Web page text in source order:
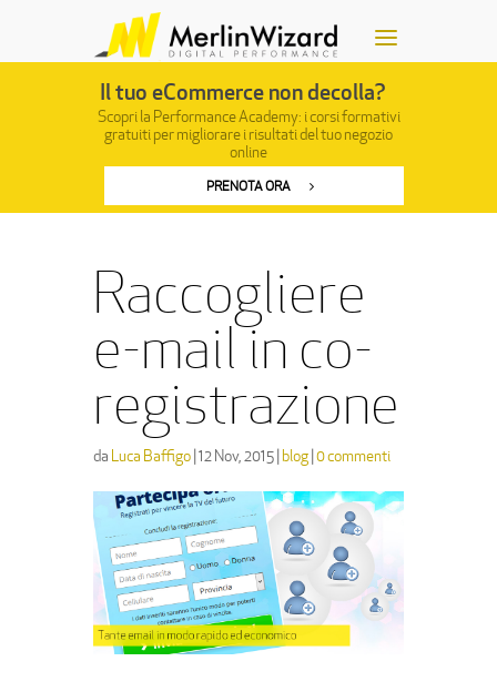
Il tuo eCommerce non decolla?
Scopri la Performance Academy: i corsi formativi
gratuitiper migliorare i risultati del tuo negozio
online
PRENOTA ORA
Raccogliere
e-mail in co-
registrazione
da Luca Baffigo|12 Nov, 2015|blog|0 commenti